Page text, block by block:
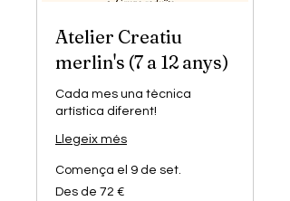
Atelier Creatiu
merlin's (7 a 12 anys)
Cada mes una tècnica
artística diferent!
Llegeix més
Comença el 9 de set.
Des
de
Des de 72 €